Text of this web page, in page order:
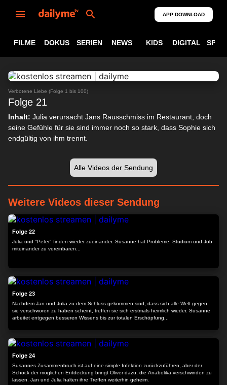
APP DOWNLOAD
FILME DOKUS SERIEN NEWS KIDS DIGITAL
Verbotene Liebe (Folge 1 bis 100)
Folge 21
Inhalt: Julia verursacht Jans Rausschmiss im Restaurant, doch
seine Gefühle für sie sind immer noch so stark, dass Sophie sich
endgültig von ihm trennt.
Alle Videos der Sendung
Weitere Videos dieser Sendung
Folge 22
Julia und "Peter" finden wieder zueinander. Susanne hat Probleme, Studium und Job
miteinander zu vereinbaren...
Folge 23
Nachdem Jan und Julia zu dem Schluss gekommen sind, dass sich alle Welt gegen
sie verschworen zu haben scheint, treffen sie sich erstmals heimlich wieder. Susanne
arbeitet entgegen besseren Wissens bis zur totalen Erschöpfung...
Folge 24
Susannes Zusammenbruch ist auf eine simple Infektion zurückzuführen, aber der
Schock der möglichen Entdeckung bringt Oliver dazu, die Anabolika verschwinden zu
lassen. Jan und Julia halten ihre Treffen weiterhin geheim.